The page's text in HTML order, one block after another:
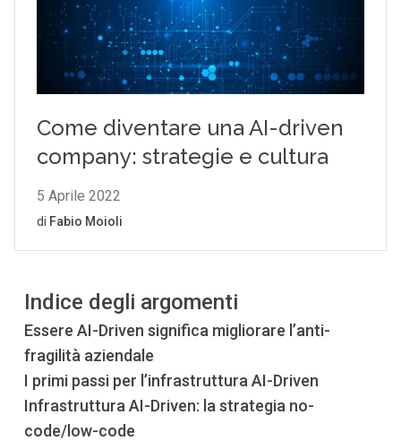
Indice degli argomenti
Essere AI-Driven significa migliorare l’anti-
fragilità aziendale
I primi passi per l’infrastruttura AI-Driven
Infrastruttura AI-Driven: la strategia no-
code/low-code